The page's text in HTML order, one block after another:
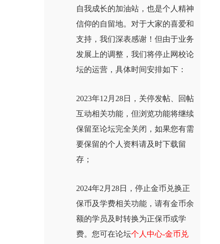
自我成长的加油站，也是个人精神
信仰的自留地。对于大家的喜爱和
支持，我们深表感谢！但由于业务
发展上的调整，我们将停止网校论
坛的运营，具体时间安排如下：
2023年12月28日，关停发帖、回帖
互动相关功能，但浏览功能将继续
保留至论坛完全关闭，如果您有需
要保留的个人资料请及时下载留
存；
2024年2月28日，停止金币兑换正
保币及学费相关功能，请有金币余
额的学员及时转换为正保币或学
费。您可在论坛个人中心-金币兑